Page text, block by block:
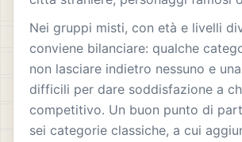
Nei gruppi misti, con età e livelli
conviene bilanciare: qualche
non lasciare indietro nessuno e
difficili per dare soddisfazione a
competitivo. Un buon punto di
sei categorie classiche, a cui